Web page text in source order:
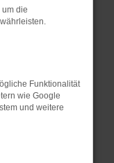
können:
deine
die
Funktionalität
wie Google
und weitere